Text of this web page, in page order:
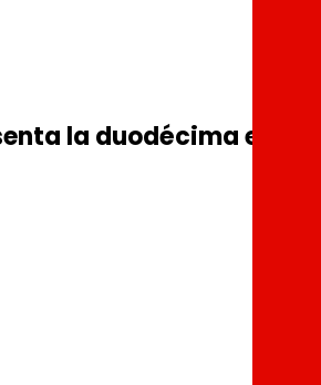
la duodécima